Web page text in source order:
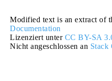
Modified text is an extract of
Documentation
Lizenziert unter CC BY-SA
Nicht angeschlossen an Stack